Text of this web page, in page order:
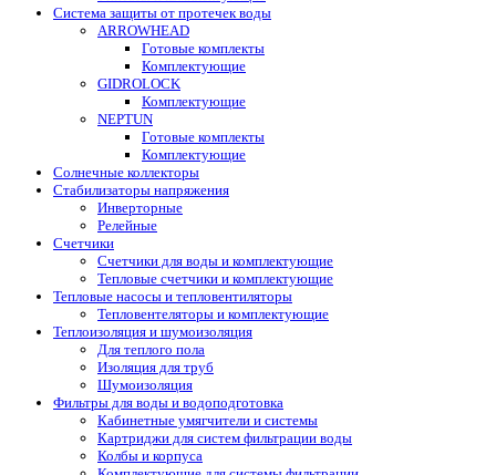
Система защиты от протечек воды
ARROWHEAD
Готовые комплекты
Комплектующие
GIDROLOCK
Комплектующие
NEPTUN
Готовые комплекты
Комплектующие
Солнечные коллекторы
Стабилизаторы напряжения
Инверторные
Релейные
Счетчики
Счетчики для воды и комплектующие
Тепловые счетчики и комплектующие
Тепловые насосы и тепловентиляторы
Тепловентеляторы и комплектующие
Теплоизоляция и шумоизоляция
Для теплого пола
Изоляция для труб
Шумоизоляция
Фильтры для воды и водоподготовка
Кабинетные умягчители и системы
Картриджи для систем фильтрации воды
Колбы и корпуса